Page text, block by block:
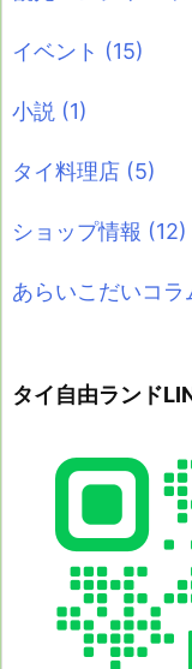
イベント (15)
小説 (1)
タイ料理店 (5)
ショップ情報 (12)
あらいこだいコラ
タイ自由ランド